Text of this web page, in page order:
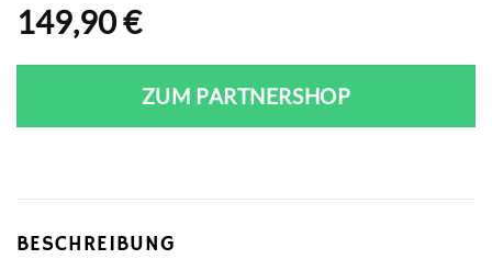
149,90€
ZUM PARTNERSHOP
BESCHREIBUNG